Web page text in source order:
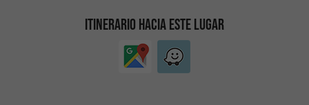
ITINERARIO HACIA ESTE LUGAR